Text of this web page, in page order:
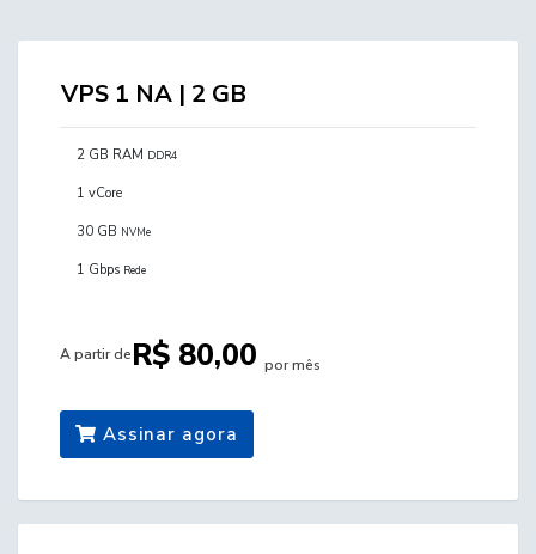
VPS 1 NA | 2 GB
2 GB RAM DDR4
1 vCore
30 GB NVMe
1 Gbps Rede
A partir deR$ 80,00 por mês
Assinar agora